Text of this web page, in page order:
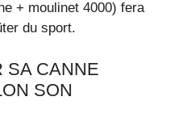
+ moulinet 4000) fera
du sport.
SA CANNE
SON